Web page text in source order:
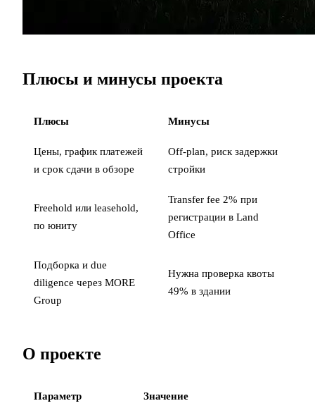
Плюсы и минусы проекта
Плюсы Минусы
Цены, график платежей
и срок сдачи в обзоре
Off-plan, риск задержки
стройки
Freehold или leasehold,
по юниту
Transfer fee 2% при
регистрации в Land
Office
Подборка и due
diligence через MORE
Group
Нужна проверка квоты
49% в здании
О проекте
Параметр Значение